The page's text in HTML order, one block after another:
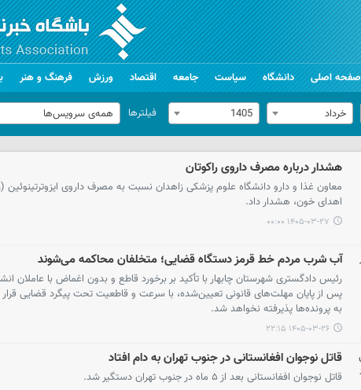
صفحه اصلی دانشگاه سیاست جامعه اقتصاد ورزش فرهنگ و هنر
خرداد 1405 فیلترها همه‌ی سرویس‌ها
هشدار درباره مصرف داروی راکوتان
معاون غذا و دارو دانشگاه علوم پزشکی زاهدان نسبت به مصرف داروی ایزوترتینوئین
اهدای خون، هشدار داد.
۱۴۰۵-۰۳-۲۷ ۰۰:۰۰
آب شرب مردم خط قرمز دستگاه قضایی؛ متخلفان محاکمه می‌شوند
رئیس دادگستری شهرستان چابهار با تأکید بر برخورد قاطع و بدون اغماض با عاملان
پس از پایان مهلت‌های قانونی تعیین‌شده، با سرعت و قاطعیت تحت پیگرد قضایی
به پرونده‌ها پذیرفته نخواهد شد.
۱۴۰۵-۰۳-۲۶ ۲۲:۱۵
قاتل نوجوان افغانستانی در جنوب تهران به دام افتاد
قاتل نوجوان افغانستانی بعد از ۵ ماه در جنوب تهران دستگیر شد.